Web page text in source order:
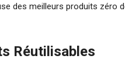
des meilleurs produits zéro
Réutilisables